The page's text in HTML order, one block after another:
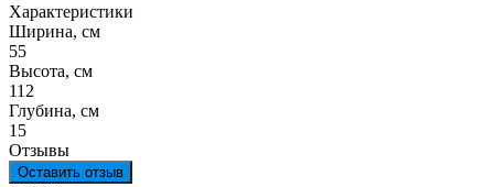
Характеристики
Ширина, см
55
Высота, см
112
Глубина, см
15
Отзывы
Оставить отзыв